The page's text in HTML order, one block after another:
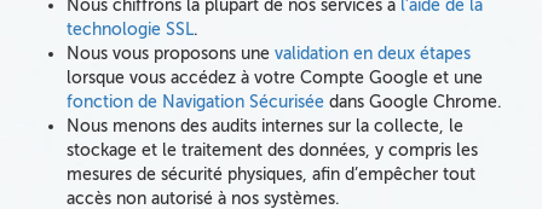
Nous chiffrons la plupart de nos services à l’aide de la
technologie SSL.
Nous vous proposons une validation en deux étapes
lorsque vous accédez à votre Compte Google et une
fonction de Navigation Sécurisée dans Google Chrome.
Nous menons des audits internes sur la collecte, le
stockage et le traitement des données, y compris les
mesures de sécurité physiques, afin d’empêcher tout
accès non autorisé à nos systèmes.